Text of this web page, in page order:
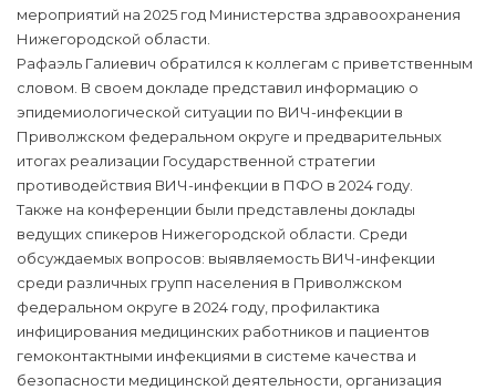
мероприятий на 2025 год Министерства здравоохранения
Нижегородской области.
Рафаэль Галиевич обратился к коллегам с приветственным
словом. В своем докладе представил информацию о
эпидемиологической ситуации по ВИЧ-инфекции в
Приволжском федеральном округе и предварительных
итогах реализации Государственной стратегии
противодействия ВИЧ-инфекции в ПФО в 2024 году.
Также на конференции были представлены доклады
ведущих спикеров Нижегородской области. Среди
обсуждаемых вопросов: выявляемость ВИЧ-инфекции
среди различных групп населения в Приволжском
федеральном округе в 2024 году, профилактика
инфицирования медицинских работников и пациентов
гемоконтактными инфекциями в системе качества и
безопасности медицинской деятельности, организация